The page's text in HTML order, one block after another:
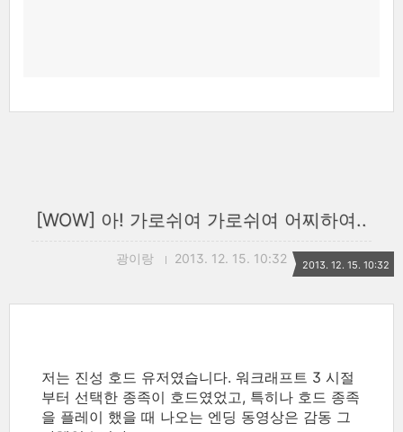
[WOW] 아! 가로쉬여 가로쉬여 어찌하여..
광이랑 2013. 12. 15. 10:32 2013. 12. 15. 10:32
저는 진성 호드 유저였습니다. 워크래프트 3 시절
부터 선택한 종족이 호드였었고, 특히나 호드 종족
을 플레이 했을 때 나오는 엔딩 동영상은 감동 그